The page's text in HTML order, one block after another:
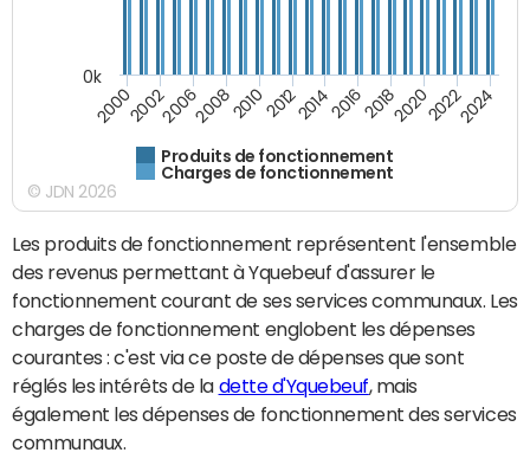
Produits de fonctionnement
Charges de fonctionnement
200020022006200820102012201420162018202020222024
0k
© JDN 2026
Les produits de fonctionnement représentent l'ensemble
des revenus permettant à Yquebeuf d'assurer le
fonctionnement courant de ses services communaux. Les
charges de fonctionnement englobent les dépenses
courantes : c'est via ce poste de dépenses que sont
réglés les intérêts de la dette d'Yquebeuf, mais
également les dépenses de fonctionnement des services
communaux.